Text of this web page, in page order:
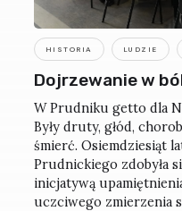
HISTORIA LUDZIE
Dojrzewanie w
W Prudniku getto dla
Były druty, głód,
śmierć. Osiemdziesiąt
Prudnickiego zdobyła
inicjatywą
uczciwego zmierzenia